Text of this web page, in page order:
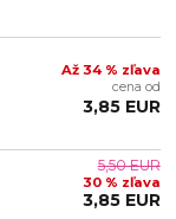
Až 34 % zľava
cena od
3,85 EUR
5,50 EUR
30 % zľava
3,85 EUR